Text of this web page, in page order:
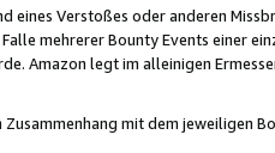
Verstoßes oder anderen
mehrerer Bounty Events einer
Amazon legt im alleinigen
mit dem jeweiligen